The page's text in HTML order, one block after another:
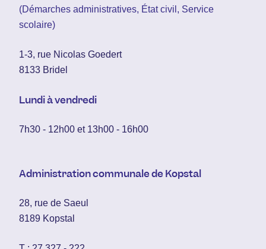
(Démarches administratives, État civil, Service
scolaire)
1-3, rue Nicolas Goedert
8133 Bridel
Lundi à vendredi
7h30 - 12h00 et 13h00 - 16h00
Administration communale de Kopstal
28, rue de Saeul
8189 Kopstal